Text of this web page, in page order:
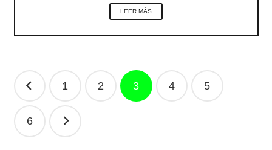
LEER MÁS
Navegación
entradas
1 2 3 4 5
6